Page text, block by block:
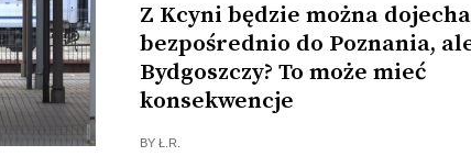
Z Kcyni będzie można
bezpośrednio do Poznania,
Bydgoszczy? To może mieć
konsekwencje
BY Ł.R.